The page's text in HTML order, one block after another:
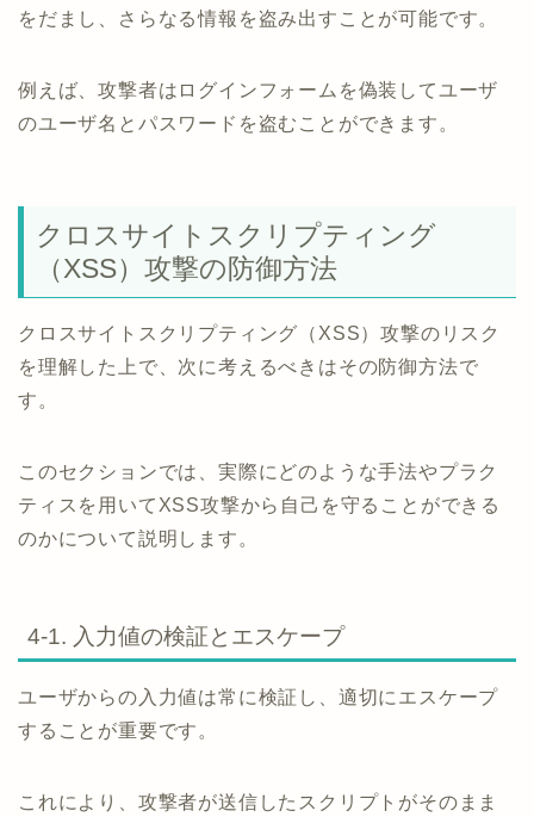
をだまし、さらなる情報を盗み出すことが可能です。
例えば、攻撃者はログインフォームを偽装してユーザ
のユーザ名とパスワードを盗むことができます。
クロスサイトスクリプティング
（XSS）攻撃の防御方法
クロスサイトスクリプティング（XSS）攻撃のリスク
を理解した上で、次に考えるべきはその防御方法で
す。
このセクションでは、実際にどのような手法やプラク
ティスを用いてXSS攻撃から自己を守ることができる
のかについて説明します。
4-1. 入力値の検証とエスケープ
ユーザからの入力値は常に検証し、適切にエスケープ
することが重要です。
これにより、攻撃者が送信したスクリプトがそのまま